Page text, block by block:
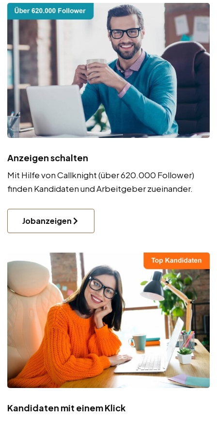
Anzeigen schalten
Mit Hilfe von Callknight (über 620.000 Follower)
finden Kandidaten und Arbeitgeber zueinander.
Jobanzeigen
Kandidaten mit einem Klick